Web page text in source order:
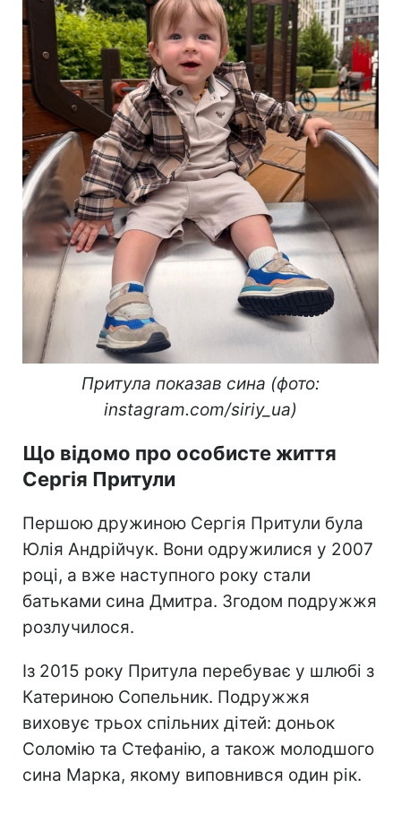
Притула показав сина (фото:
instagram.com/siriy_ua)
Що відомо про особисте життя
Сергія Притули
Першою дружиною Сергія Притули була
Юлія Андрійчук. Вони одружилися у 2007
році, а вже наступного року стали
батьками сина Дмитра. Згодом подружжя
розлучилося.
Із 2015 року Притула перебуває у шлюбі з
Катериною Сопельник. Подружжя
виховує трьох спільних дітей: доньок
Соломію та Стефанію, а також молодшого
сина Марка, якому виповнився один рік.